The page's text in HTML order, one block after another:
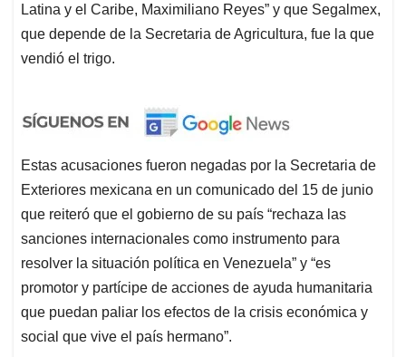
Latina y el Caribe, Maximiliano Reyes” y que Segalmex,
que depende de la Secretaria de Agricultura, fue la que
vendió el trigo.
Estas acusaciones fueron negadas por la Secretaria de
Exteriores mexicana en un comunicado del 15 de junio
que reiteró que el gobierno de su país “rechaza las
sanciones internacionales como instrumento para
resolver la situación política en Venezuela” y “es
promotor y partícipe de acciones de ayuda humanitaria
que puedan paliar los efectos de la crisis económica y
social que vive el país hermano”.